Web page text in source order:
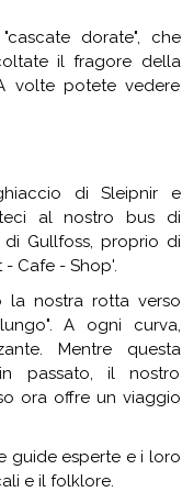
dorate", che
il fragore della
volte potete vedere
di Sleipnir e
al nostro bus di
Gullfoss, proprio di
Cafe - Shop'.
la nostra rotta verso
A ogni curva,
Mentre questa
passato, il nostro
ora offre un viaggio
guide esperte e i loro
e il folklore.